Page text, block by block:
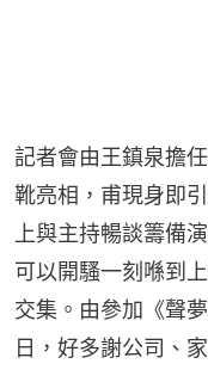
記者會由王鎮泉擔
靴亮相，甫現身即
上與主持暢談籌備
可以開騷一刻喺到
交集。由參加《聲
日，好多謝公司、